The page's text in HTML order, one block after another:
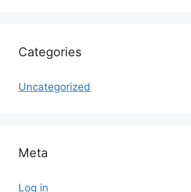
Categories
Uncategorized
Meta
Log in